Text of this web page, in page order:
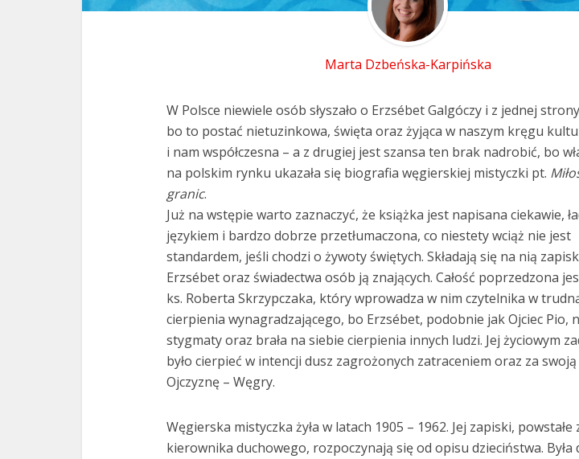
Marta Dzbeńska-Karpińska
W Polsce niewiele osób słyszało o Erzsébet Galgóczy i z jednej
bo to postać nietuzinkowa, święta oraz żyjąca w naszym kręgu
i nam współczesna – a z drugiej jest szansa ten brak nadrobić, bo
na polskim rynku ukazała się biografia węgierskiej mistyczki pt.
granic.
Już na wstępie warto zaznaczyć, że książka jest napisana ciekawie,
językiem i bardzo dobrze przetłumaczona, co niestety wciąż nie jest
standardem, jeśli chodzi o żywoty świętych. Składają się na nią
Erzsébet oraz świadectwa osób ją znających. Całość poprzedzona
ks. Roberta Skrzypczaka, który wprowadza w nim czytelnika w
cierpienia wynagradzającego, bo Erzsébet, podobnie jak Ojciec Pio,
stygmaty oraz brała na siebie cierpienia innych ludzi. Jej życiowym
było cierpieć w intencji dusz zagrożonych zatraceniem oraz za
Ojczyznę – Węgry.
Węgierska mistyczka żyła w latach 1905 – 1962. Jej zapiski, powstałe
kierownika duchowego, rozpoczynają się od opisu dzieciństwa. Była